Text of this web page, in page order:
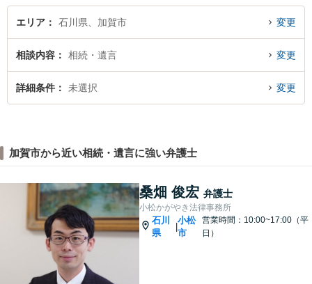
エリア 石川県、加賀市 変更
相談内容 相続・遺言 変更
詳細条件 未選択 変更
加賀市から近い相続・遺言に強い弁護士
桑畑 俊宏 弁護士
小松かがやき法律事務所
石川
県
|
小松
市
営業時間：10:00~17:00（平
日）